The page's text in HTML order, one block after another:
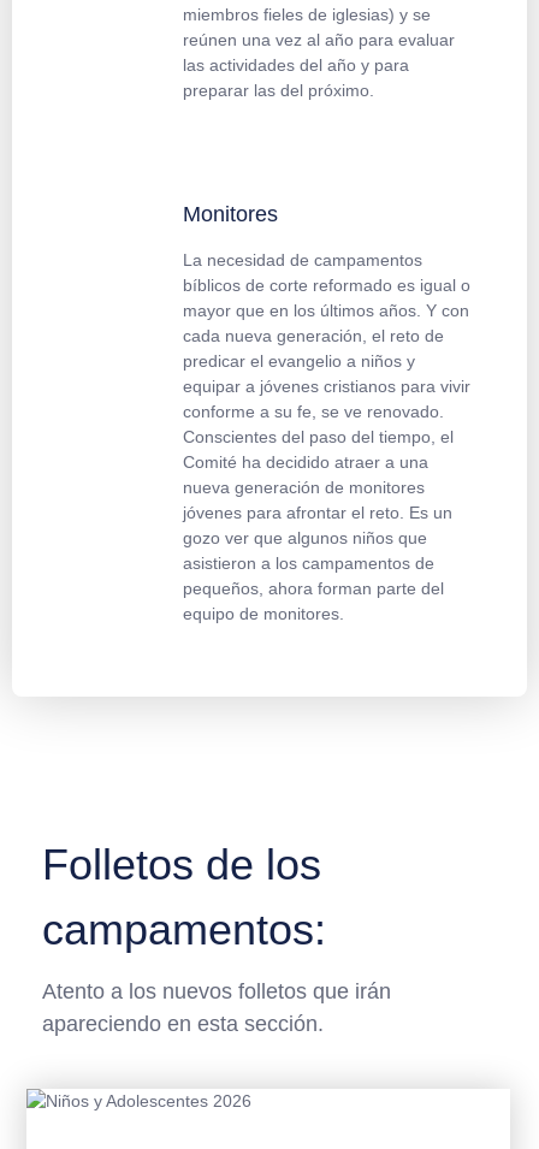
miembros fieles de iglesias) y se
reúnen una vez al año para evaluar
las actividades del año y para
preparar las del próximo.
Monitores
La necesidad de campamentos
bíblicos de corte reformado es igual o
mayor que en los últimos años. Y con
cada nueva generación, el reto de
predicar el evangelio a niños y
equipar a jóvenes cristianos para vivir
conforme a su fe, se ve renovado.
Conscientes del paso del tiempo, el
Comité ha decidido atraer a una
nueva generación de monitores
jóvenes para afrontar el reto. Es un
gozo ver que algunos niños que
asistieron a los campamentos de
pequeños, ahora forman parte del
equipo de monitores.
Folletos de los
campamentos:
Atento a los nuevos folletos que irán
apareciendo en esta sección.